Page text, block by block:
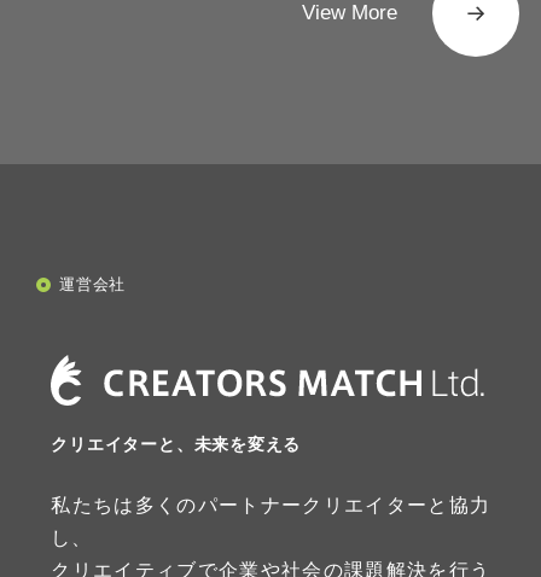
View More
運営会社
クリエイターと、未来を変える
私たちは多くのパートナークリエイターと協力
し、
クリエイティブで企業や社会の課題解決を行う